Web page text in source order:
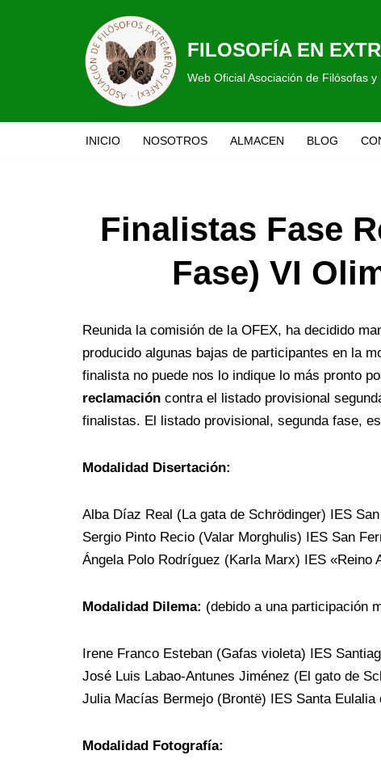
FILOSOFÍA EN
Web Oficial Asociación de Filósofas
INICIO NOSOTROS ALMACEN BLOG
Finalistas Fase
Fase) VI
Reunida la comisión de la OFEX, ha decidido
producido algunas bajas de participantes en la
finalista no puede nos lo indique lo más pronto
reclamación contra el listado provisional
finalistas. El listado provisional, segunda fase,
Modalidad Disertación:
Alba Díaz Real (La gata de Schrödinger) IES
Sergio Pinto Recio (Valar Morghulis) IES San
Ángela Polo Rodríguez (Karla Marx) IES «Reino
Modalidad Dilema: (debido a una participación
Irene Franco Esteban (Gafas violeta) IES
José Luis Labao-Antunes Jiménez (El gato de
Julia Macías Bermejo (Brontë) IES Santa
Modalidad Fotografía: